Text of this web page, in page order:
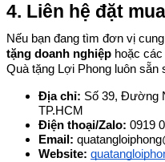
4. Liên hệ đặt
Nếu bạn đang tìm đơn vị
tặng doanh nghiệp hoặc
Quà tặng Lợi Phong luôn sẵn
Địa chỉ: Số 39, Đường
TP.HCM
Điện thoại/Zalo: 0919
Email:
Website: